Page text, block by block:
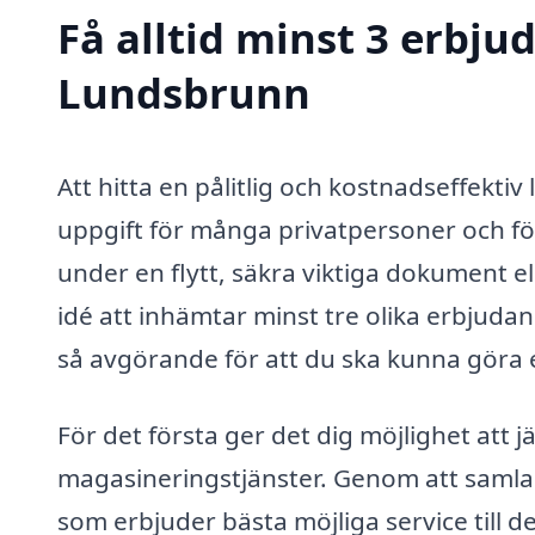
Få alltid minst 3
Lundsbrunn
Att hitta en pålitlig och
uppgift för många privatpersoner och
under en flytt, säkra viktiga dokument
idé att inhämtar minst tre olika
så avgörande för att du ska kunna
För det första ger det dig möjlighet att
magasineringstjänster. Genom att
som erbjuder bästa möjliga service till